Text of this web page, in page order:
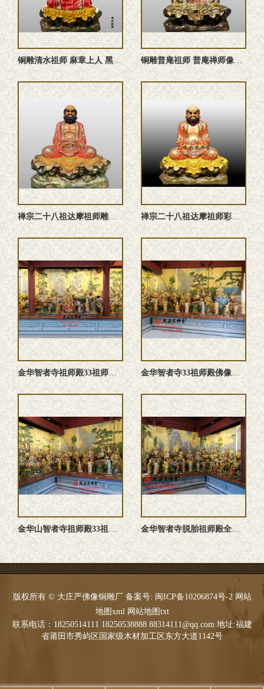
铜雕清水祖师 麻章上人 黑面祖师 清水真人雕塑定制 铜雕普庵祖师 普庵禅师像定制
禅宗二十八祖达摩祖师雕塑 菩提达摩佛像定制
金华智者寺33祖师殿佛像实拍图
金华智者寺脱胎祖师殿全堂佛像
版权所有 © 大庄严佛像铜雕厂 备案号: 闽ICP备10206874号-2 网站
地图xml 网站地图txt
联系电话：18250514111 18250538888 88314111@qq.com 地址:福建
省莆田市秀屿区国家级木材加工区东方大道1142号